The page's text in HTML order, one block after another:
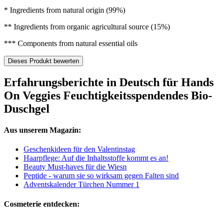
* Ingredients from natural origin (99%)
** Ingredients from organic agricultural source (15%)
*** Components from natural essential oils
Dieses Produkt bewerten
Erfahrungsberichte in Deutsch für Hands
On Veggies Feuchtigkeitsspendendes Bio-
Duschgel
Aus unserem Magazin:
Geschenkideen für den Valentinstag
Haarpflege: Auf die Inhaltsstoffe kommt es an!
Beauty Must-haves für die Wiesn
Peptide - warum sie so wirksam gegen Falten sind
Adventskalender Türchen Nummer 1
Cosmeterie entdecken: